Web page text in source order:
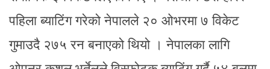
पहिला ब्याटिंग गरेको नेपालले २० ओभरमा ७ विकेट
गुमाउदै २७५ रन बनाएको थियो । नेपालका लागि